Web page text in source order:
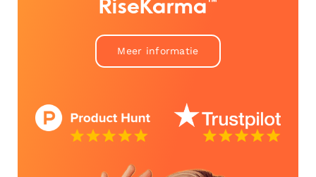
RiseKarma™
Meer informatie